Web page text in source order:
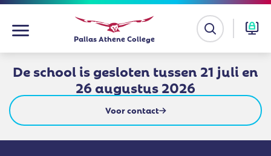
Ga
inhoud
Pallas Athene College
De school is gesloten tussen 21 juli en
26 augustus 2026
Voor contact